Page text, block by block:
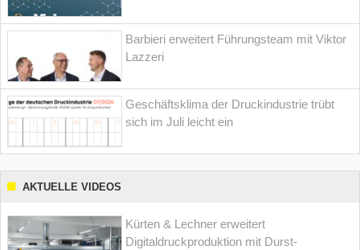
Barbieri erweitert Führungsteam mit Viktor
Lazzeri
Geschäftsklima der Druckindustrie trübt
sich im Juli leicht ein
AKTUELLE VIDEOS
Kürten & Lechner erweitert
Digitaldruckproduktion mit Durst-